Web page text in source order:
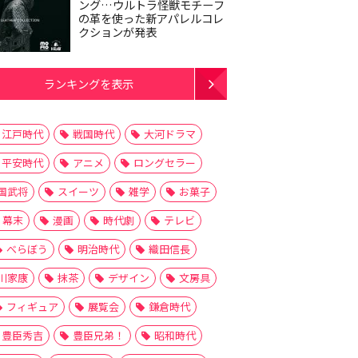
ング…ウルトラ怪獣モチーフ
の革を使った新アパレルコレ
クションが発表
ランキングを表示
江戸時代 戦国時代
大河ドラマ
平安時代
アニメ
ロングセラー
武将
スイーツ 雑学
お菓子
幕末
漫画 時代劇
テレビ
べらぼう
明治時代
織田信長
家康
抹茶 デザイン
文房具
フィギュア
展覧会
鎌倉時代
豊臣秀吉
豊臣兄弟！
昭和時代